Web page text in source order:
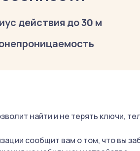
действия до 30 м
найти и не терять ключи,
сообщит вам о том, что вы